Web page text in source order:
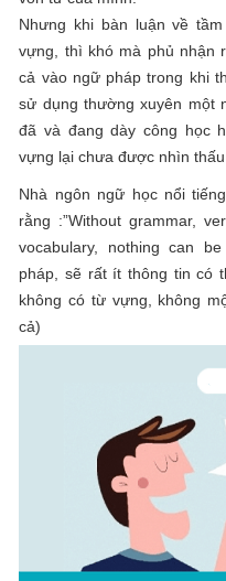
Nhưng khi bàn luận về
vựng, thì khó mà phủ nhận
cả vào ngữ pháp trong khi
sử dụng thường xuyên một
đã và đang dày công học
vựng lại chưa được nhìn
Nhà ngôn ngữ học nổi
rằng :”Without grammar,
vocabulary, nothing can
pháp, sẽ rất ít thông tin có
không có từ vựng, không
cả)